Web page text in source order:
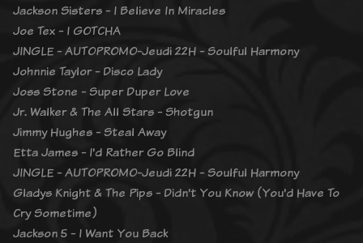
Jackson Sisters - I Believe In Miracles
Joe Tex - I GOTCHA
JINGLE - AUTOPROMO-Jeudi 22H - Soulful Harmony
Johnnie Taylor - Disco Lady
Joss Stone - Super Duper Love
Jr. Walker & The All Stars - Shotgun
Jimmy Hughes - Steal Away
Etta James - I'd Rather Go Blind
JINGLE - AUTOPROMO-Jeudi 22H - Soulful Harmony
Gladys Knight & The Pips - Didn't You Know (You'd Have To
Cry Sometime)
Jackson 5 - I Want You Back